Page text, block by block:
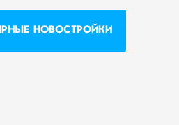
НОВОСТРОЙКИ